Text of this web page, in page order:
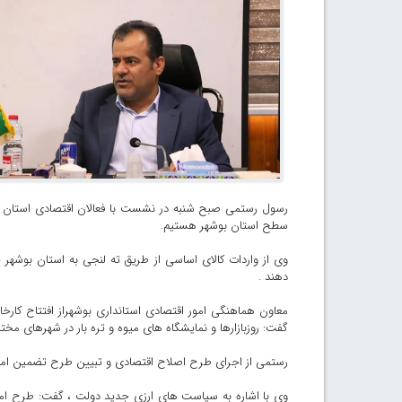
رسول رستمی صبح شنبه در نشست با فعالان اقتصادی استان
سطح استان بوشهر هستیم.
وی از واردات کالای اساسی از طریق ته لنجی به استان بوشهر
دهند .
معاون هماهنگی امور اقتصادی استانداری بوشهراز افتتاح
گفت: روزبازارها و نمایشگاه های میوه و تره بار در شهرهای
رستمی از اجرای طرح اصلاح اقتصادی و تبیین طرح تضمین
وی با اشاره به سیاست های ارزی جدید دولت ، گفت: طرح